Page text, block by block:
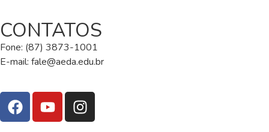
CONTATOS
Fone: (87) 3873-1001
E-mail: fale@aeda.edu.br